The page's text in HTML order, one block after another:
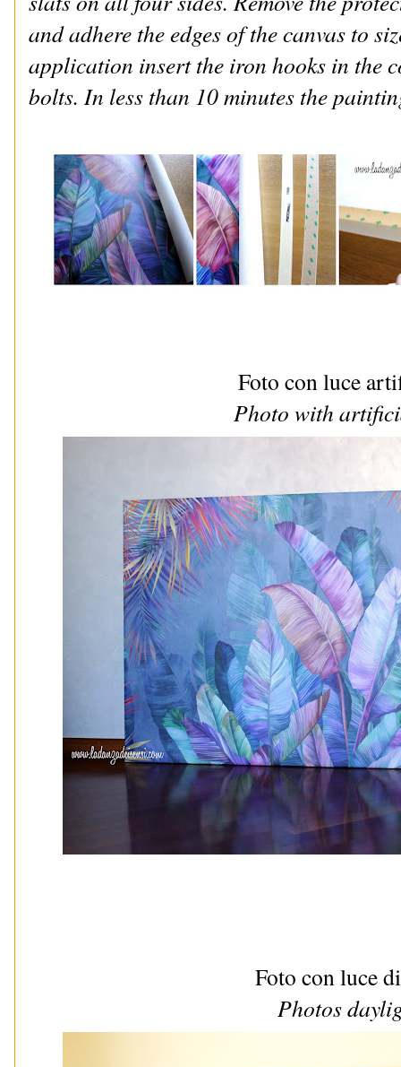
and adhere the edges of the canvas to
application insert the iron hooks in the
bolts. In less than 10 minutes the
Foto con luce
Photo with
Foto con luce
Photos